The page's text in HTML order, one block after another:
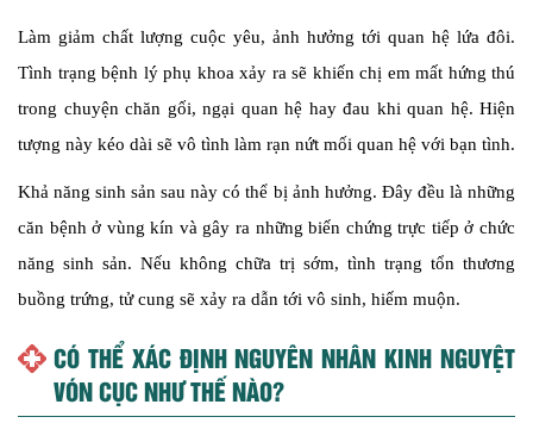
Làm giảm chất lượng cuộc yêu, ảnh hưởng tới quan hệ lứa đôi.
Tình trạng bệnh lý phụ khoa xảy ra sẽ khiến chị em mất hứng thú
trong chuyện chăn gối, ngại quan hệ hay đau khi quan hệ. Hiện
tượng này kéo dài sẽ vô tình làm rạn nứt mối quan hệ với bạn tình.
Khả năng sinh sản sau này có thể bị ảnh hưởng. Đây đều là những
căn bệnh ở vùng kín và gây ra những biến chứng trực tiếp ở chức
năng sinh sản. Nếu không chữa trị sớm, tình trạng tổn thương
buồng trứng, tử cung sẽ xảy ra dẫn tới vô sinh, hiếm muộn.
CÓ THỂ XÁC ĐỊNH NGUYÊN NHÂN KINH NGUYỆT
VÓN CỤC NHƯ THẾ NÀO?